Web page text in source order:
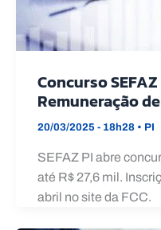
Concurso
Remuneração
20/03/2025 - 18h28 • PI
SEFAZ PI abre
até R$ 27,6 mil.
abril no site da FCC.